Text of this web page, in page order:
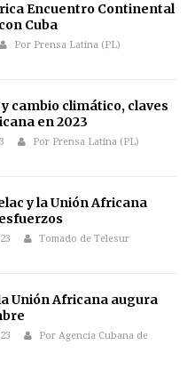
Encuentro Continental
Cuba
Por Prensa Latina (PL)
cambio climático, claves
en 2023
Por Prensa Latina (PL)
y la Unión Africana
Tomado de Telesur
Unión Africana augura
Por Agencia Cubana de